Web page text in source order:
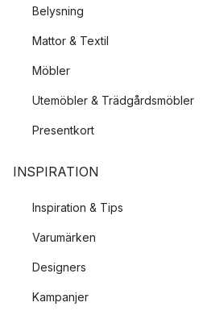
Belysning
Mattor & Textil
Möbler
Utemöbler & Trädgårdsmöbler
Presentkort
INSPIRATION
Inspiration & Tips
Varumärken
Designers
Kampanjer